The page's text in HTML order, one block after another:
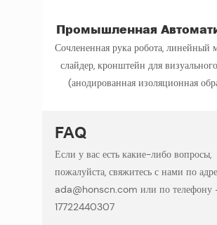
Промышленная
Сочлененная рука робота, линейный
слайдер, кронштейн для
(анодированная изоляционная
FAQ
Если у вас есть какие-либо вопросы,
пожалуйста, свяжитесь с нами по
ada@honscn.com или по телефону
17722440307